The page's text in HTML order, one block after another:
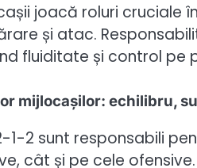
joacă roluri cruciale
și atac.
fluiditate și control pe
mijlocașilor: echilibru,
1-2 sunt responsabili
cât și pe cele